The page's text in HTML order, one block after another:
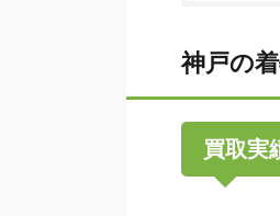
神戸の
買取実